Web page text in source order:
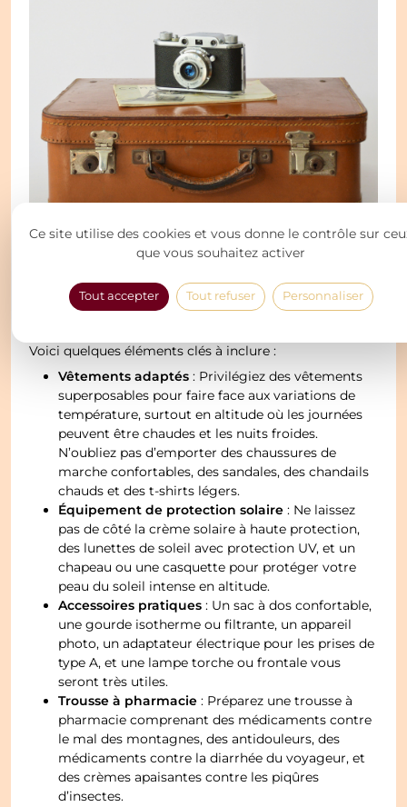
Matériel à emporter
Pour garantir unvoyage confortable et sans
surprises désagréablesau Pérou et en Bolivie, une
Voici quelques éléments clés à inclure :
Vêtements adaptés : Privilégiez des vêtements
superposables pour faire face aux variations de
température, surtout en altitude où les journées
peuvent être chaudes et les nuits froides.
N’oubliez pas d’emporter des chaussures de
marche confortables, des sandales, des chandails
chauds et des t-shirts légers.
Équipement de protection solaire : Ne laissez
pas de côté la crème solaire à haute protection,
des lunettes de soleil avec protection UV, et un
chapeau ou une casquette pour protéger votre
peau du soleil intense en altitude.
Accessoires pratiques : Un sac à dos confortable,
une gourde isotherme ou filtrante, un appareil
photo, un adaptateur électrique pour les prises de
type A, et une lampe torche ou frontale vous
seront très utiles.
Trousse à pharmacie : Préparez une trousse à
pharmacie comprenant des médicaments contre
le mal des montagnes, des antidouleurs, des
médicaments contre la diarrhée du voyageur, et
des crèmes apaisantes contre les piqûres
d’insectes.
Ce site utilise des cookies et vous donne le contrôle sur
que vous souhaitez activer
Tout accepter Tout refuser Personnaliser